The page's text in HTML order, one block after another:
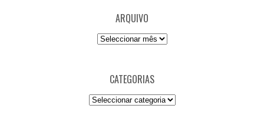
ARQUIVO
Arquivo
CATEGORIAS
Categorias